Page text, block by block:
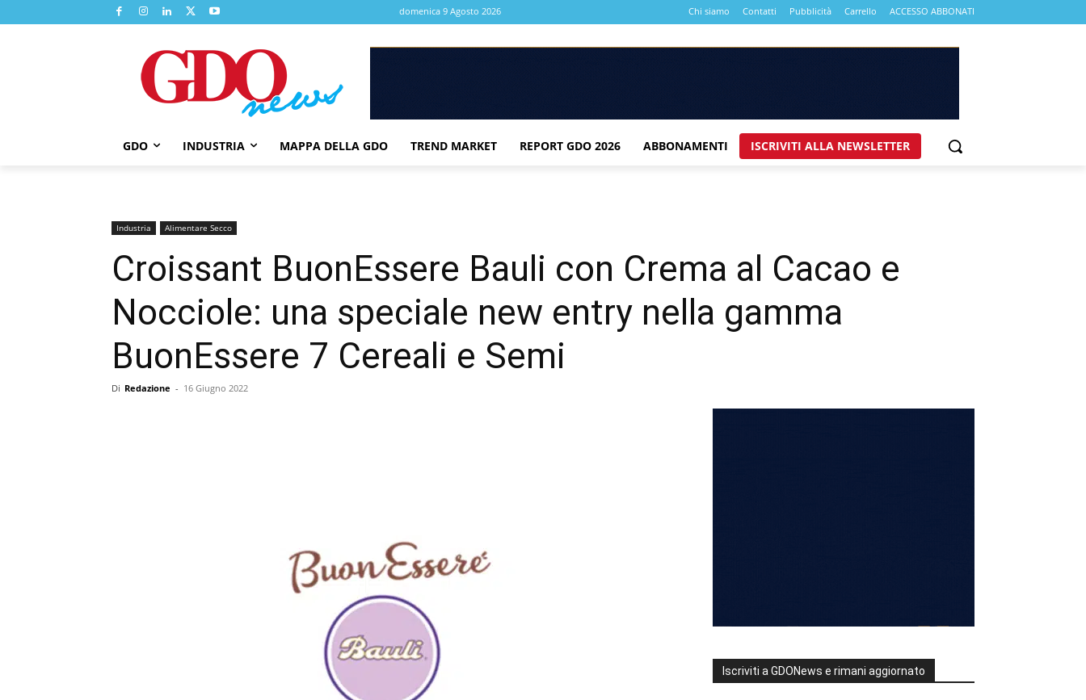
domenica 9 Agosto 2026 Chi siamo Contatti Pubblicità Carrello ACCESSO ABBONATI
GDO INDUSTRIA MAPPA DELLA GDO TREND MARKET REPORT GDO 2026 ABBONAMENTI ISCRIVITI ALLA NEWSLETTER
Industria Alimentare Secco
Croissant BuonEssere Bauli con Crema al Cacao e
Nocciole: una speciale new entry nella gamma
BuonEssere 7 Cereali e Semi
Di Redazione - 16 Giugno 2022
Iscriviti a GDONews e rimani aggiornato